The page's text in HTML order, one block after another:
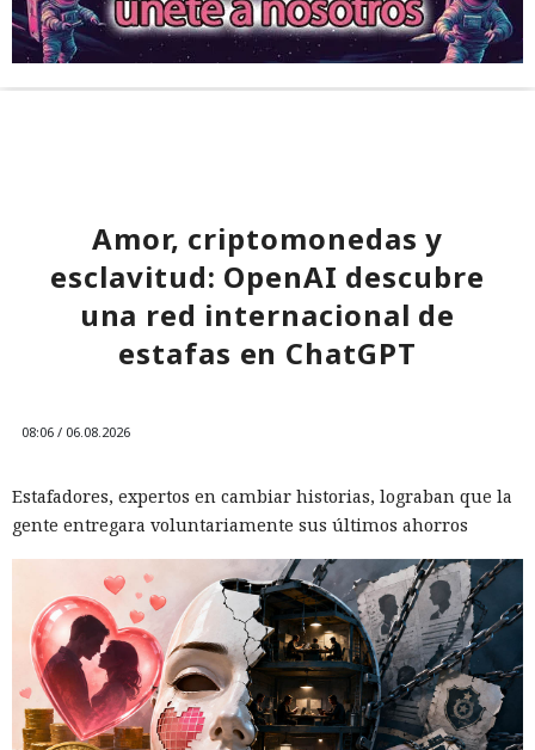
Amor, criptomonedas y
esclavitud: OpenAI descubre
una red internacional de
estafas en ChatGPT
08:06 / 06.08.2026
Estafadores, expertos en cambiar historias, lograban que la
gente entregara voluntariamente sus últimos ahorros